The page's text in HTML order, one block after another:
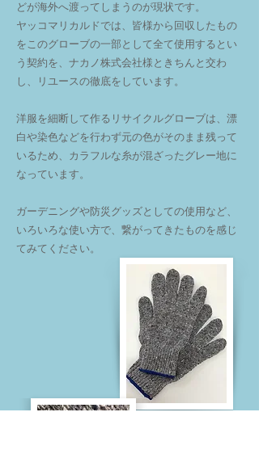
どが海外へ渡ってしまうのが現状です。
ヤッコマリカルドでは、皆様から回収したもの
をこのグローブの一部として全て使用するとい
う契約を、ナカノ株式会社様ときちんと交わ
し、リユースの徹底をしています。
洋服を細断して作るリサイクルグローブは、漂
白や染色などを行わず元の色がそのまま残って
いるため、カラフルな糸が混ざったグレー地に
なっています。
ガーデニングや防災グッズとしての使用など、
いろいろな使い方で、繋がってきたものを感じ
てみてください。